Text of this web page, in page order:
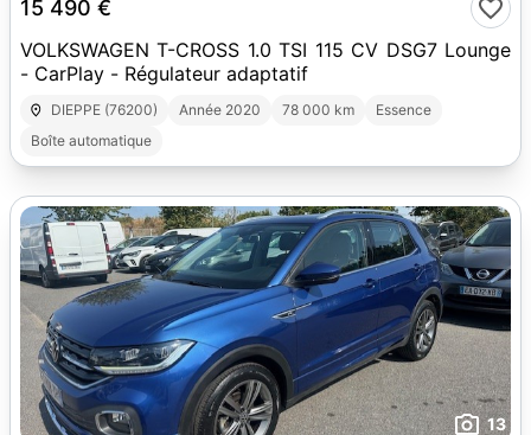
15 490 €
VOLKSWAGEN T-CROSS 1.0 TSI 115 CV DSG7 Lounge
- CarPlay - Régulateur adaptatif
DIEPPE (76200) Année 2020 78 000 km
Essence
Boîte automatique
13